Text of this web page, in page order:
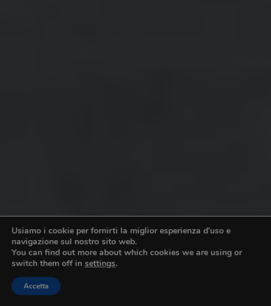
Usiamo i cookie per fornirti la miglior esperienza d'uso e
navigazione sul nostro sito web.
You can find out more about which cookies we are using or
switch them off in settings.
Accetta